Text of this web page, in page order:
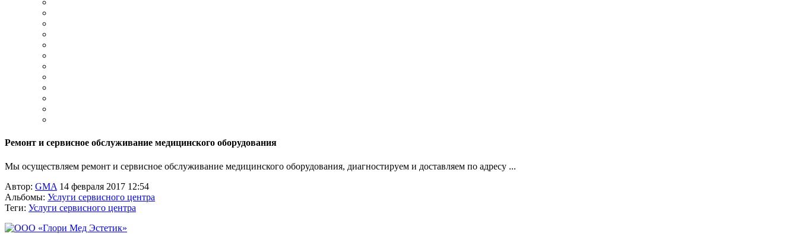
Ремонт и сервисное обслуживание медицинского оборудования
Мы осуществляем ремонт и сервисное обслуживание медицинского оборудования, диагностируем и доставляем по адресу ...
Автор: GMA 14 февраля 2017 12:54
Альбомы: Услуги сервисного центра
Теги: Услуги сервисного центра